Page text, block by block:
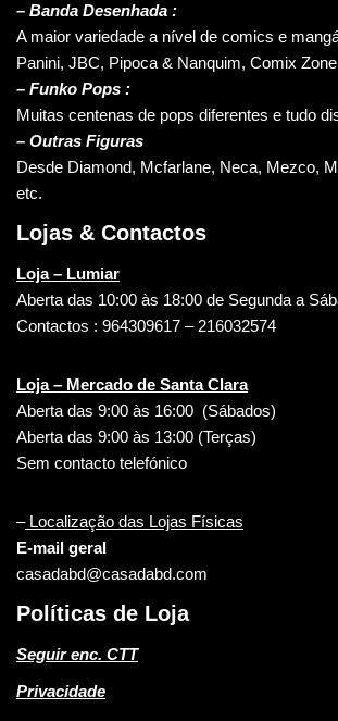
– Banda Desenhada :
A maior variedade a nível de comics e
Panini, JBC, Pipoca & Nanquim, Comix
– Funko Pops :
Muitas centenas de pops diferentes e tudo
– Outras Figuras
Desde Diamond, Mcfarlane, Neca, Mezco,
etc.
Lojas & Contactos
Loja – Lumiar
Aberta das 10:00 às 18:00 de Segunda a
Contactos : 964309617 – 216032574
Loja – Mercado de Santa Clara
Aberta das 9:00 às 16:00 (Sábados)
Aberta das 9:00 às 13:00 (Terças)
Sem contacto telefónico
–Localização das Lojas Físicas
E-mail geral
casadabd@casadabd.com
Políticas de Loja
Seguir enc. CTT
Privacidade